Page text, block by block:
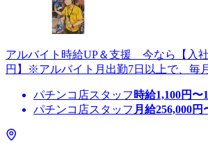
アルバイト時給UP＆支援 今なら【入
円】※アルバイト月出勤7日以上で、毎
パチンコ店スタッフ 時給1,100円〜
パチンコ店スタッフ 月給256,000円